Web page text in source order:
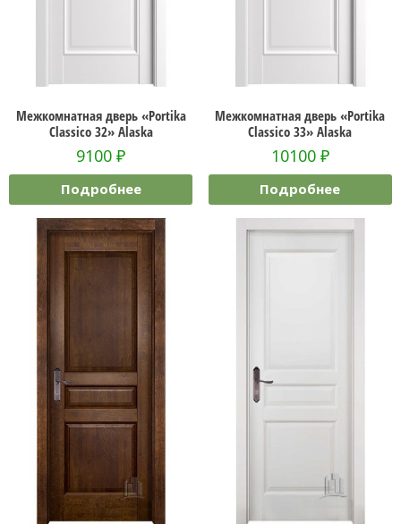
Межкомнатная дверь «Portika
Classico 32» Alaska
9100₽
Подробнее
Межкомнатная дверь «Portika
Classico 33» Alaska
10100 ₽
Подробнее